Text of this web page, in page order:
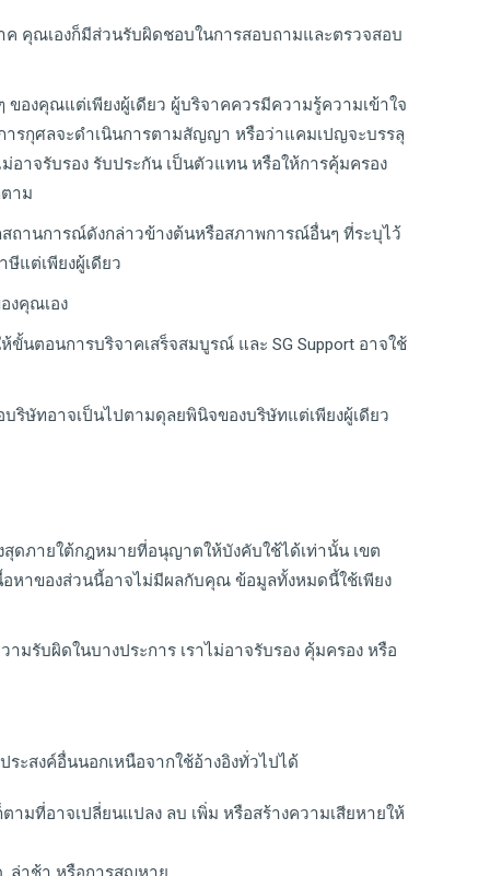
คุณเองก็มีส่วนรับผิดชอบในการสอบถามและตรวจสอบ
องคุณแต่เพียงผู้เดียว ผู้บริจาคควรมีความรู้ความเข้าใจ
ารกุศลจะดำเนินการตามสัญญา หรือว่าแคมเปญจะบรรลุ
าจรับรอง รับประกัน เป็นตัวแทน หรือให้การคุ้มครอง
าม
ถานการณ์ดังกล่าวข้างต้นหรือสภาพการณ์อื่นๆ ที่ระบุไว้
แต่เพียงผู้เดียว
งคุณเอง
นตอนการบริจาคเสร็จสมบูรณ์ และ SG Support อาจใช้
ริษัทอาจเป็นไปตามดุลยพินิจของบริษัทแต่เพียงผู้เดียว
สุดภายใต้กฎหมายที่อนุญาตให้บังคับใช้ได้เท่านั้น เขต
หาของส่วนนี้อาจไม่มีผลกับคุณ ข้อมูลทั้งหมดนี้ใช้เพียง
รับผิดในบางประการ เราไม่อาจรับรอง คุ้มครอง หรือ
ะสงค์อื่นนอกเหนือจากใช้อ้างอิงทั่วไปได้
มที่อาจเปลี่ยนแปลง ลบ เพิ่ม หรือสร้างความเสียหายให้